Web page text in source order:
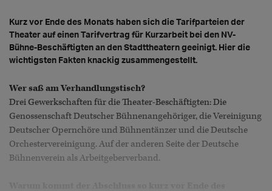
Kurz vor Ende des Monats haben sich die Tarifparteien der
Theater auf einen Tarifvertrag für Kurzarbeit bei den NV-
Bühne-Beschäftigten an den Stadttheatern geeinigt. Hier die
wichtigsten Fakten knackig zusammengestellt.
Wer saß am Verhandlungstisch?
Drei Gewerkschaften für die Theater-Beschäftigten: Die
Genossenschaft Deutscher Bühnenangehöriger, die Vereinigung
Deutscher Opernchöre und Bühnentänzer und die Deutsche
Orchestervereinigung. Auf der anderen Seite der Deutsche
Bühnenverein als Arbeitgeberverband.